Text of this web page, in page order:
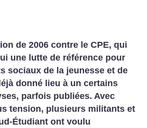
de 2006 contre le CPE, qui
une lutte de référence pour
sociaux de la jeunesse et de
donné lieu à un certains
parfois publiées. Avec
tension, plusieurs militants et
Étudiant ont voulu